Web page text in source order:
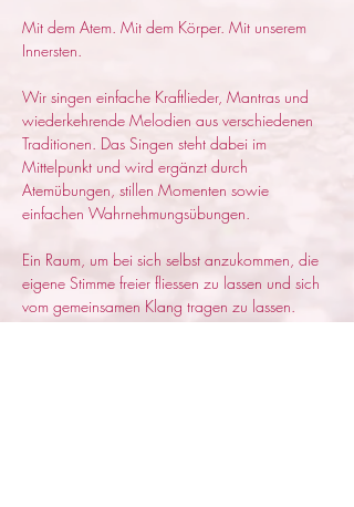
Mit dem Atem. Mit dem Körper. Mit unserem
Innersten.
Wir singen einfache Kraftlieder, Mantras und
wiederkehrende Melodien aus verschiedenen
Traditionen. Das Singen steht dabei im
Mittelpunkt und wird ergänzt durch
Atemübungen, stillen Momenten sowie
einfachen Wahrnehmungsübungen.
Ein Raum, um bei sich selbst anzukommen, die
eigene Stimme freier fliessen zu lassen und sich
vom gemeinsamen Klang tragen zu lassen.